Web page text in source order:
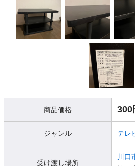
商品価格 300
ジャンル テレ
受け渡し場所
川口